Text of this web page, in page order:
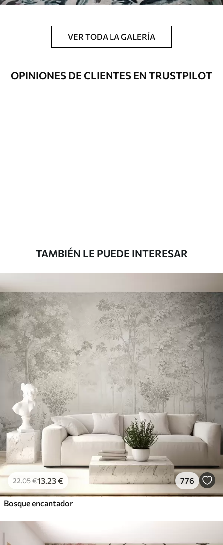
VER TODA LA GALERÍA
OPINIONES DE CLIENTES EN TRUSTPILOT
TAMBIÉN LE PUEDE INTERESAR
22.05€13 .23€ 776
Bosque encantador